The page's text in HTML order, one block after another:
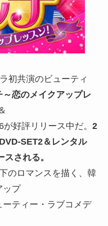
初共演のビューティ
～恋のメイクアップレ
好評リリース中だ。 2
SET2＆レンタル
される。
のロマンスを描く、韓
ップ
ティー・ラブコメデ